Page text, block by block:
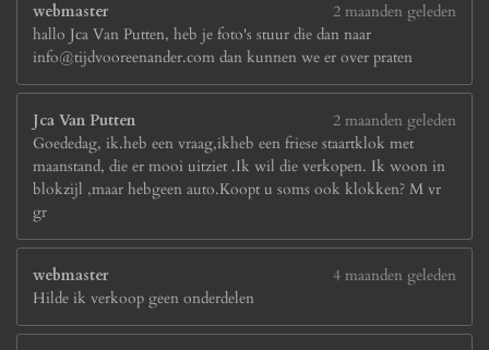
webmaster
2 maanden geleden
hallo Jca Van Putten, heb je foto's stuur die dan naar
info@tijdvooreenander.com dan kunnen we er over praten
Jca Van Putten
2 maanden geleden
Goededag, ik.heb een vraag,ikheb een friese staartklok met
maanstand, die er mooi uitziet .Ik wil die verkopen. Ik woon in
blokzijl ,maar hebgeen auto.Koopt u soms ook klokken? M vr
gr
webmaster
4 maanden geleden
Hilde ik verkoop geen onderdelen